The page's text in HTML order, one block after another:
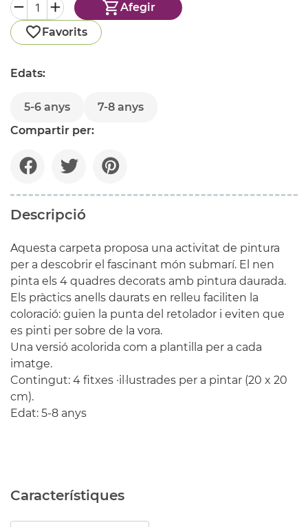
Afegir
Favorits
Edats:
5-6 anys
7-8 anys
Compartir per:
Descripció
Aquesta carpeta proposa una activitat de pintura
per a descobrir el fascinant món submarí. El nen
pinta els 4 quadres decorats amb pintura daurada.
Els pràctics anells daurats en relleu faciliten la
coloració: guien la punta del retolador i eviten que
es pinti per sobre de la vora.
Una versió acolorida com a plantilla per a cada
imatge.
Contingut: 4 fitxes ·il·lustrades per a pintar (20 x 20
cm).
Edat: 5-8 anys
Característiques